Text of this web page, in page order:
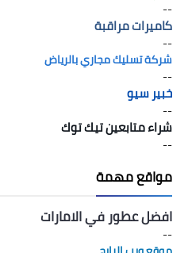
--
كاميرات مراقبة
--
شركة تسليك مجاري بالرياض
--
خبير سيو
--
شراء متابعين تيك توك
--
مواقع مهمة
افضل عطور في الامارات
--